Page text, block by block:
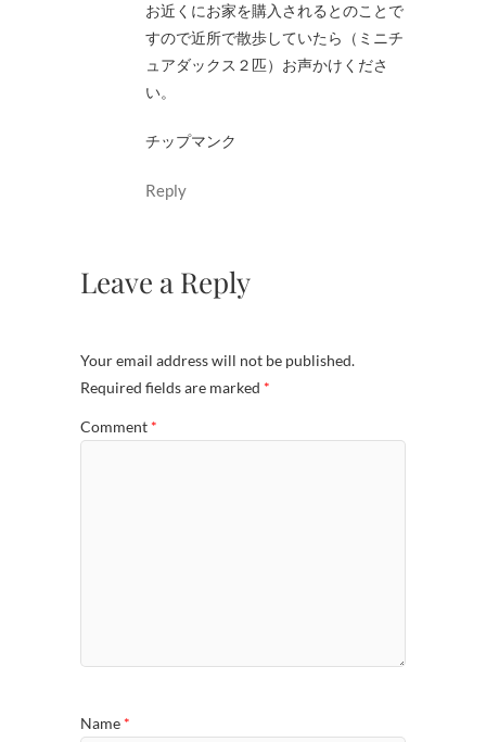
お近くにお家を購入されるとのことで
すので近所で散歩していたら（ミニチ
ュアダックス２匹）お声かけくださ
い。
チップマンク
Reply
Leave a Reply
Your email address will not be published.
Required fields are marked *
Comment *
Name *